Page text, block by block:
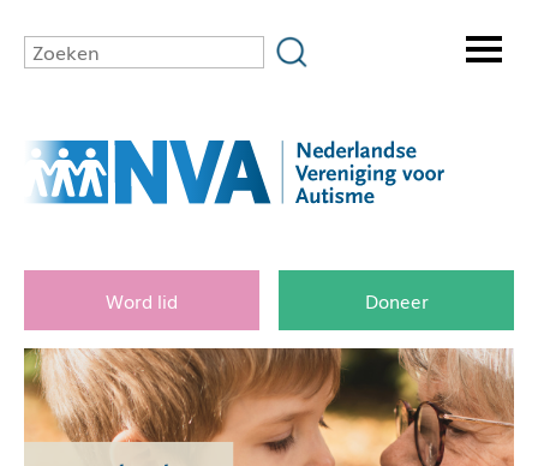
Word lid Doneer